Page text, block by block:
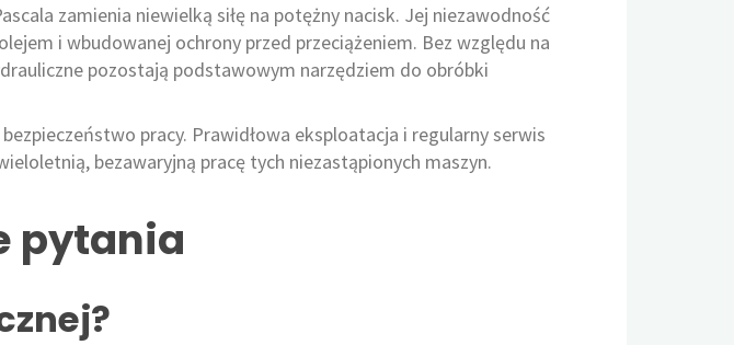
zamienia niewielką siłę na potężny nacisk. Jej niezawodność
i wbudowanej ochrony przed przeciążeniem. Bez względu na
pozostają podstawowym narzędziem do obróbki
pracy. Prawidłowa eksploatacja i regularny serwis
bezawaryjną pracę tych niezastąpionych maszyn.
pytania